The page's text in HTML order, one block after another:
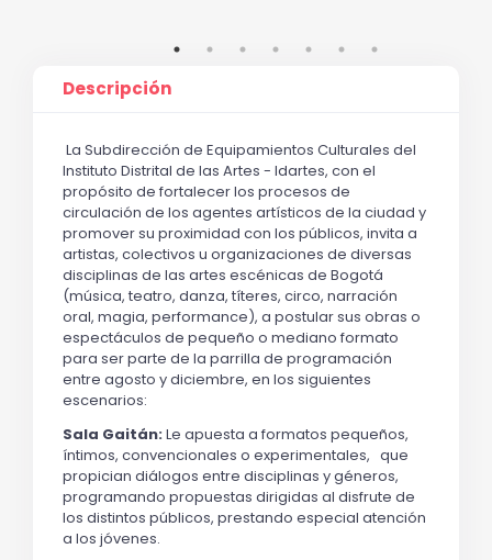
Descripción
La Subdirección de Equipamientos Culturales del
Instituto Distrital de las Artes - Idartes, con el
propósito de fortalecer los procesos de
circulación de los agentes artísticos de la ciudad y
promover su proximidad con los públicos, invita a
artistas, colectivos u organizaciones de diversas
disciplinas de las artes escénicas de Bogotá
(música, teatro, danza, títeres, circo, narración
oral, magia, performance), a postular sus obras o
espectáculos de pequeño o mediano formato
para ser parte de la parrilla de programación
entre agosto y diciembre, en los siguientes
escenarios:
Sala Gaitán: Le apuesta a formatos pequeños,
íntimos, convencionales o experimentales,   que
propician diálogos entre disciplinas y géneros,
programando propuestas dirigidas al disfrute de
los distintos públicos, prestando especial atención
a los jóvenes.